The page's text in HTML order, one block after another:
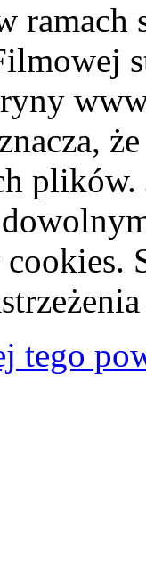
ramach
plików.
tego